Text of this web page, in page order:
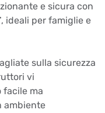
e sicura con
, ideali per famiglie e
sulla sicurezza
vi
facile ma
ambiente